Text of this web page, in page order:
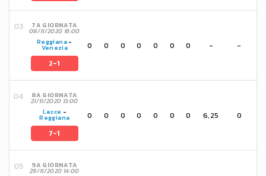
7A GIORNATA
08/11/2020 16:00
Reggiana-
Venezia
2-1
0 0 0 0 0 0 0 - -
8A GIORNATA
21/11/2020 13:00
Lecce -
Reggiana
7-1
0 0 0 0 0 0 0 6,25 0
9A GIORNATA
29/11/2020 14:00